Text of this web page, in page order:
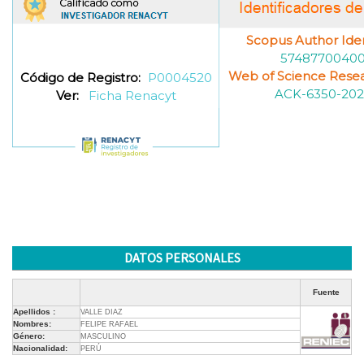
Código de Registro: P0004520
Ver:
Ficha Renacyt
Scopus Author
Web of Science
ACK-6350-
DATOS PERSONALES
Fuente
Apellidos : VALLE DIAZ
Nombres: FELIPE RAFAEL
Género: MASCULINO
Nacionalidad: PERÚ